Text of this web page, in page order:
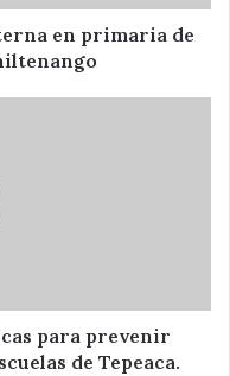
en primaria de
para prevenir
de Tepeaca.